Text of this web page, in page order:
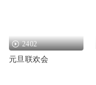
2402
元旦联欢会